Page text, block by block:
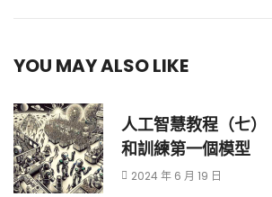
YOU MAY ALSO LIKE
人工智慧教程（七
和訓練第一個模型
2024 年 6 月 19 日